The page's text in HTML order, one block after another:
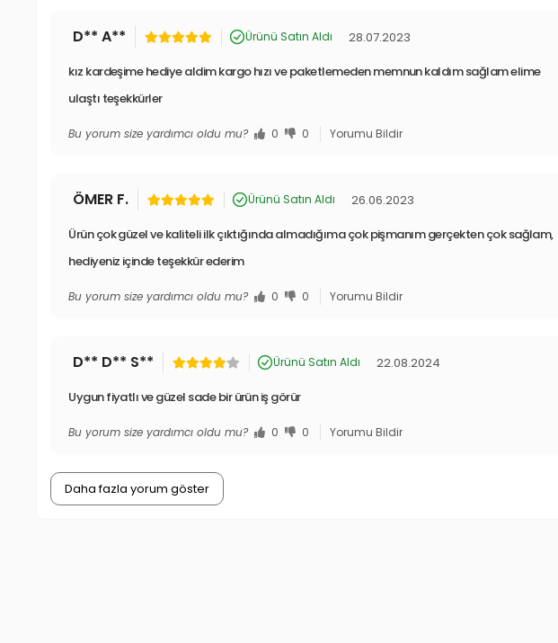
D** A** Ürünü Satın Aldı 28.07.2023
kız kardeşime hediye aldim kargo hızı ve paketlemeden memnun kaldım sağlam elime
ulaştı teşekkürler
Bu yorum size yardımcı oldu mu? 0 0 Yorumu Bildir
ÖMER F. Ürünü Satın Aldı 26.06.2023
Ürün çok güzel ve kaliteli ilk çıktığında almadığıma çok pişmanım gerçekten çok sağlam,
hediyeniz içinde teşekkür ederim
Bu yorum size yardımcı oldu mu? 0 0 Yorumu Bildir
D** D** S** Ürünü Satın Aldı 22.08.2024
Uygun fiyatlı ve güzel sade bir ürün iş görür
Bu yorum size yardımcı oldu mu? 0 0 Yorumu Bildir
Daha fazla yorum göster